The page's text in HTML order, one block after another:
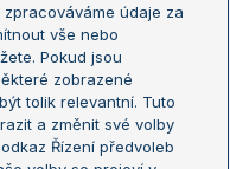
údaje za
vše nebo
Pokud jsou
zobrazené
tolik relevantní. Tuto
a změnit své volby
Řízení předvoleb